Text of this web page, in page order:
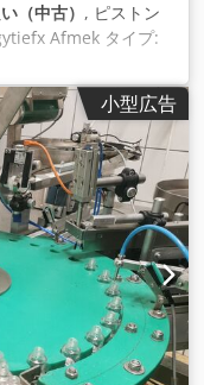
（中古） , ピストン
Afmek タイプ:
斗が付いている 2 つ
レンジ：200ml～
法：長さ×幅×高さ＝
0.75kW(アジテータ
ィラー/ ロゴ Plc/ モ
式スターホイール付
ます。
小型広告